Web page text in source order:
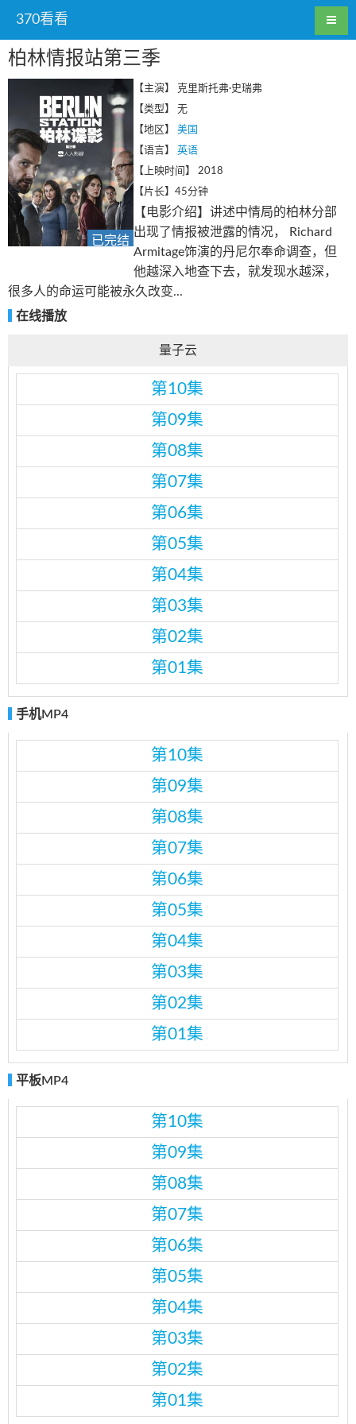
370看看
柏林情报站第三季
已完结
【主演】
克里斯托弗·史瑞弗
【类型】
无
【地区】
美国
【语言】
英语
【上映时间】
2018
【片长】45分钟
【电影介绍】讲述中情局的柏林分部
出现了情报被泄露的情况， Richard
Armitage饰演的丹尼尔奉命调查，但
他越深入地查下去，就发现水越深，
很多人的命运可能被永久改变...
在线播放
量子云
第10集
第09集
第08集
第07集
第06集
第05集
第04集
第03集
第02集
第01集
手机MP4
第10集
第09集
第08集
第07集
第06集
第05集
第04集
第03集
第02集
第01集
平板MP4
第10集
第09集
第08集
第07集
第06集
第05集
第04集
第03集
第02集
第01集